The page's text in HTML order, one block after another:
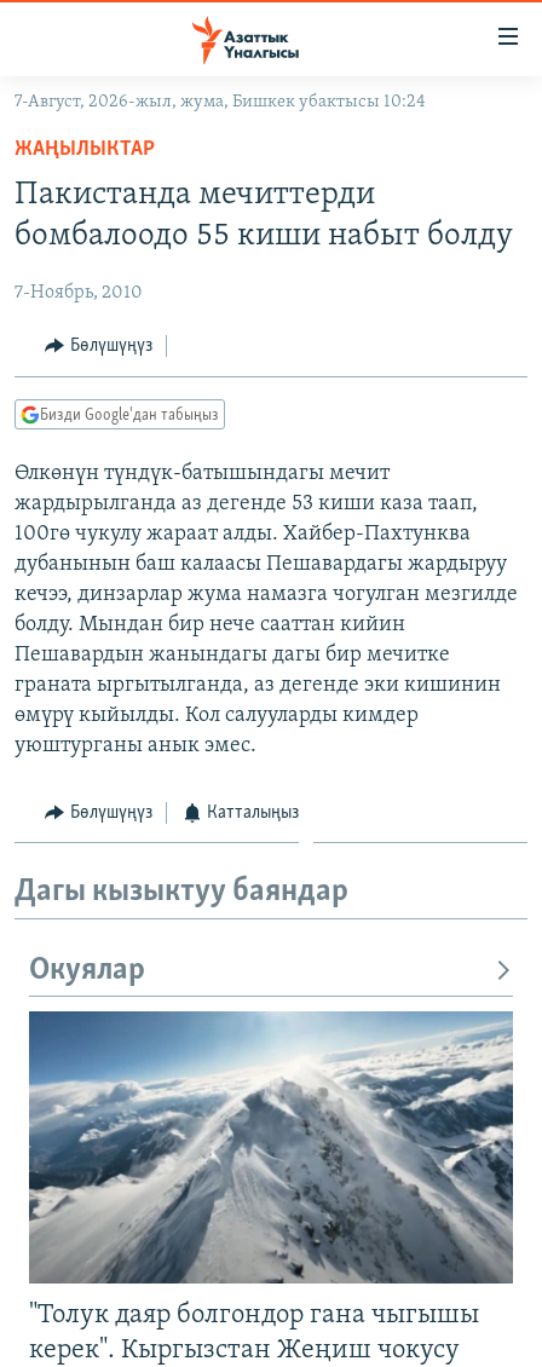
Навигацияга
өтүңүз
Издөөгө
салыңызКЫРГЫЗСТАН
ЭКОНОМИКА
МАДАНИЯТ
ДҮЙНӨ
БОРБОР АЗИЯ
АТАЙЫН ИЛИКТӨӨ
ТВ ПРОГРАММАЛАР
ЭКСПЕРТТЕР ТАЛДАЙТ
БИЗ ЖАНА ДҮЙНӨ
ДАНИСТЕ
ЭЖЕ-СИҢДИЛЕР
АЗАТТЫК+
ЫҢГАЙСЫЗ СУРООЛОР
ӨЗГӨЧӨ ПИКИР
Русский
ОНЛАЙН ШЕРИНЕ
ЭЕ/АРнун бардык сайттары
7-Август, 2026-жыл, жума, Бишкек убактысы 10:24
ЖАҢЫЛЫКТАР
Пакистанда мечиттерди
бомбалоодо 55 киши набыт болду
7-Ноябрь, 2010
Бөлүшүңүз
Бизди Google'дан табыңыз
Өлкөнүн түндүк-батышындагы мечит
жардырылганда аз дегенде 53 киши каза таап,
100гө чукулу жараат алды. Хайбер-Пахтунква
дубанынын баш калаасы Пешавардагы жардыруу
кечээ, динзарлар жума намазга чогулган мезгилде
болду. Мындан бир нече сааттан кийин
Пешавардын жанындагы дагы бир мечитке
граната ыргытылганда, аз дегенде эки кишинин
өмүрү кыйылды. Кол салууларды кимдер
уюштурганы анык эмес.
Бөлүшүңүз Катталыңыз
Дагы кызыктуу баяндар
Окуялар
"Толук даяр болгондор гана чыгышы
керек". Кыргызстан Жеңиш чокусу